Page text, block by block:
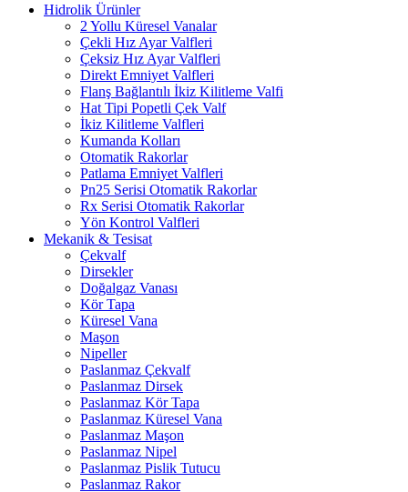
Hidrolik Ürünler
2 Yollu Küresel Vanalar
Çekli Hız Ayar Valfleri
Çeksiz Hız Ayar Valfleri
Direkt Emniyet Valfleri
Flanş Bağlantılı İkiz Kilitleme Valfi
Hat Tipi Popetli Çek Valf
İkiz Kilitleme Valfleri
Kumanda Kolları
Otomatik Rakorlar
Patlama Emniyet Valfleri
Pn25 Serisi Otomatik Rakorlar
Rx Serisi Otomatik Rakorlar
Yön Kontrol Valfleri
Mekanik & Tesisat
Çekvalf
Dirsekler
Doğalgaz Vanası
Kör Tapa
Küresel Vana
Maşon
Nipeller
Paslanmaz Çekvalf
Paslanmaz Dirsek
Paslanmaz Kör Tapa
Paslanmaz Küresel Vana
Paslanmaz Maşon
Paslanmaz Nipel
Paslanmaz Pislik Tutucu
Paslanmaz Rakor